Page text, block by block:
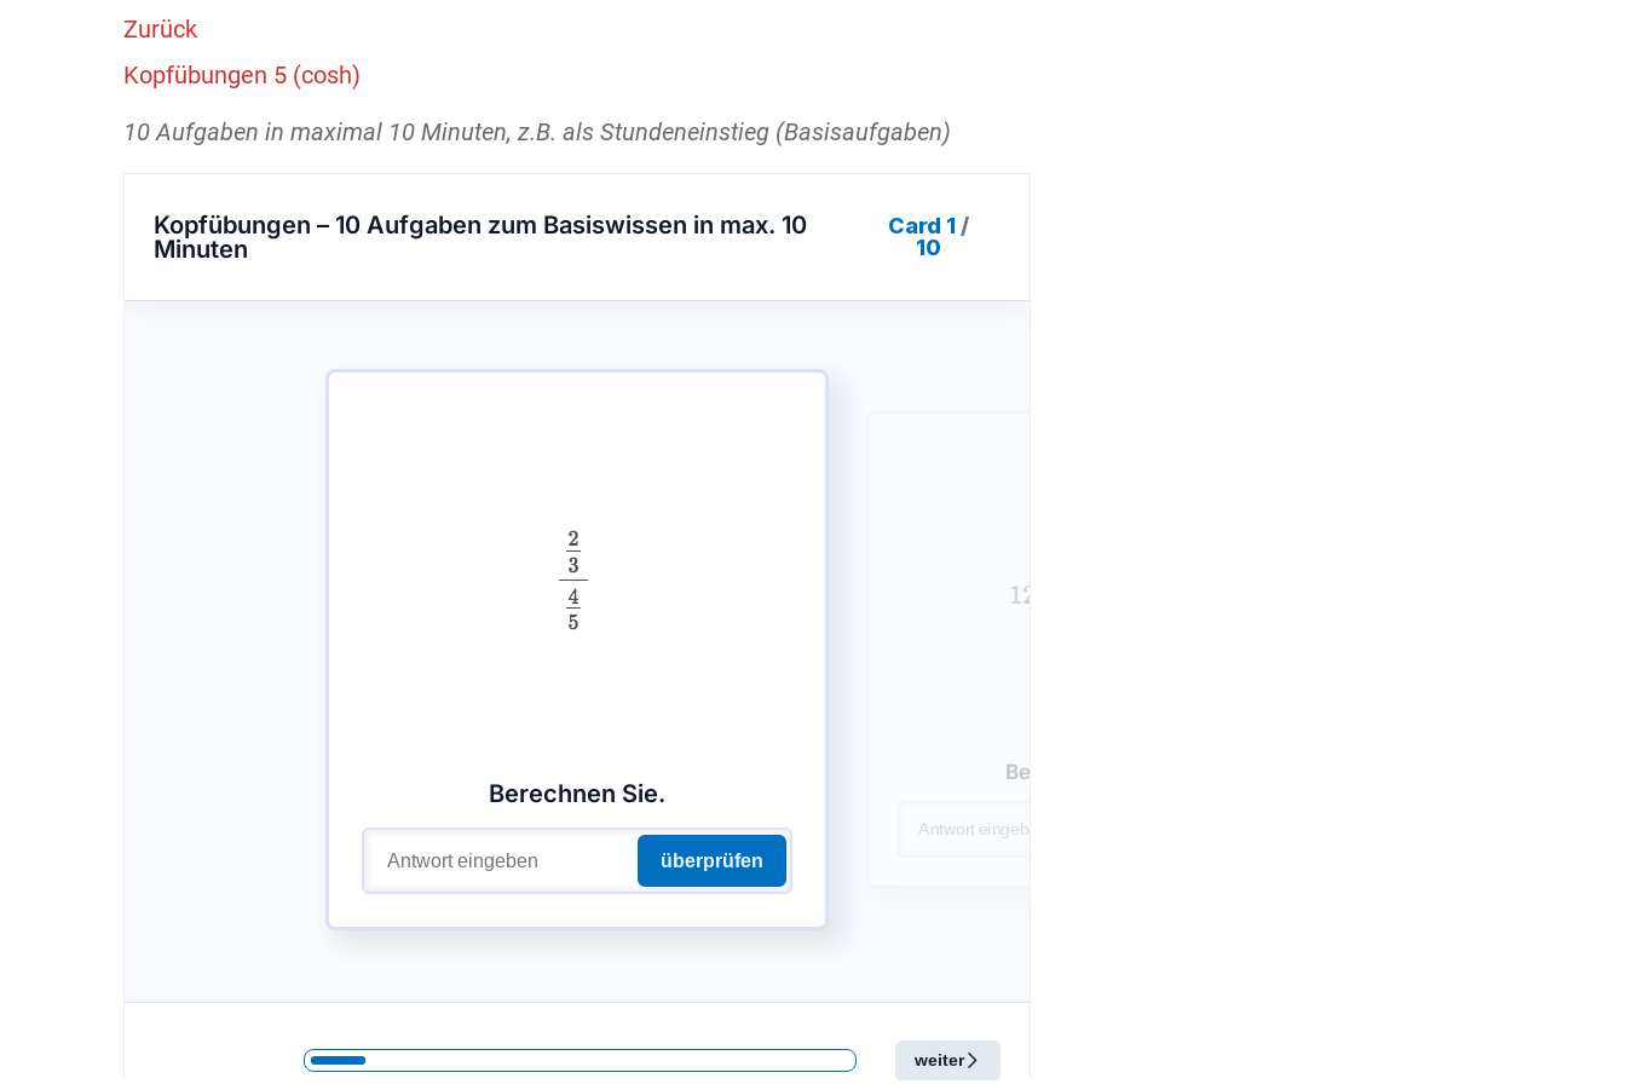
Zurück
Kopfübungen 5 (cosh)
10 Aufgaben in maximal 10 Minuten, z.B. als Stundeneinstieg (Basisaufgaben)